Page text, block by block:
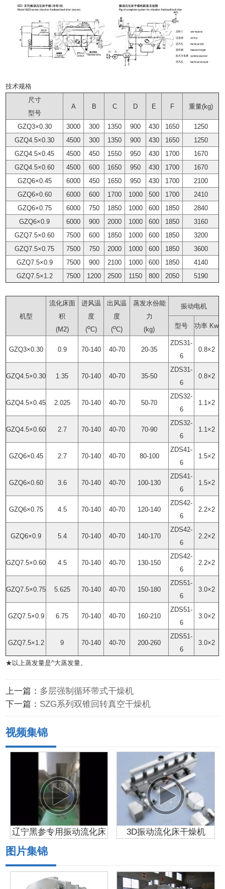
技术规格
尺寸
型号
A B C D E F 重量(kg)
GZQ3×0.30 3000 300 1350 900 430 1650
1250
GZQ4.5×0.30
4500 300 1350 900 430 1650
1250
GZQ4.5×0.45
4500 450 1550 950 430 1700
1670
GZQ4.5×0.60
4500 600 1650 950 430 1700
1670
GZQ6×0.45
6000 450 1650 950 430 1700
2100
GZQ6×0.60
6000 600 1700 1000 500 1700
2410
GZQ6×0.75
6000 750 1850 1000 600 1850
2840
GZQ6×0.9
6000 900 2000 1000 600 1850
3160
GZQ7.5×0.60
7500 600 1850 1000 600 1850
3200
GZQ7.5×0.75
7500 750 2000 1000 600 1850
3600
GZQ7.5×0.9
7500 900 2100 1000 600 1850
4140
GZQ7.5×1.2
7500 1200 2500 1150 800 2050 5190
机型
流化床面
积
(M2)
进风温
度
(oC)
出风温
度
(oC)
蒸发水份能
力
(kg)
振动电机
型号 功率 Kw
GZQ3×0.30 0.9 70-140 40-70 20-35
ZDS31-
6
0.8×2
GZQ4.5×0.30 1.35 70-140 40-70 35-50
ZDS31-
6
0.8×2
GZQ4.5×0.45 2.025 70-140 40-70 50-70
ZDS32-
6
1.1×2
GZQ4.5×0.60 2.7 70-140 40-70 70-90
ZDS32-
6
1.1×2
GZQ6×0.45 2.7 70-140 40-70 80-100
ZDS41-
6
1.5×2
GZQ6×0.60 3.6 70-140 40-70 100-130
ZDS41-
6
1.5×2
GZQ6×0.75 4.5 70-140 40-70 120-140
ZDS42-
6
2.2×2
GZQ6×0.9 5.4 70-140 40-70 140-170
ZDS42-
6
2.2×2
GZQ7.5×0.60 4.5 70-140 40-70 130-150
ZDS42-
6
2.2×2
GZQ7.5×0.75 5.625 70-140 40-70 150-180
ZDS51-
6
3.0×2
GZQ7.5×0.9 6.75 70-140 40-70 160-210
ZDS51-
6
3.0×2
GZQ7.5×1.2 9 70-140 40-70 200-260
ZDS51-
6
3.0×2
★以上蒸发量是^大蒸发量。
上一篇： 多层强制循环带式干燥机
下一篇： SZG系列双锥回转真空干燥机
视频集锦
辽宁黑参专用振动流化床
干燥机工程生产现场
3D振动流化床干燥机
图片集锦